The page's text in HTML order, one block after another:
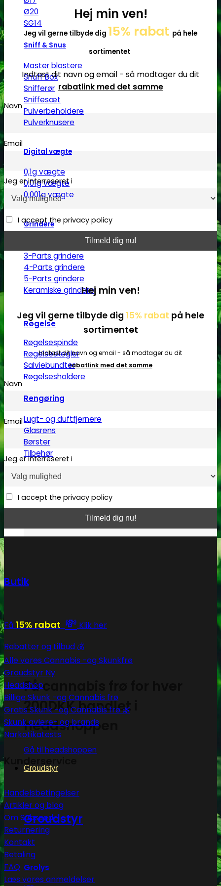
Ø20
SG14
Sniff & Snus
Master blastere
Snuff Box
Snifferør
Sniffesæt
Pulverbeholdere
Pulverknusere
Digital vægte
0,1g vægte
0,01g vægte
0,001g vægte
Grindere
3-Parts grindere
4-Parts grindere
5-Parts grindere
Keramiske grindere
Røgelse
Røgelsespinde
Røgelseskegler
Salviebundter
Røgelsesholdere
Rengøring
Lugt- og duftfjernere
Glasrens
Børster
Tilbehør
Få cannabis frø for hver
200DKK handlet i
headshoppen
Gå til headshoppen
Groudstyr
Groudstyr
Grolys
Hej min ven!
Jeg vil gerne tilbyde dig 15% rabat på hele
sortimentet
Indtast dit navn og email - så modtager du dit
rabatlink med det samme
Navn
Email
Jeg er interreseret i
I accept the privacy policy
Hej min ven!
Jeg vil gerne tilbyde dig 15% rabat på hele
sortimentet
Indtast dit navn og email - så modtager du dit
rabatlink med det samme
Navn
Email
Jeg er interreseret i
I accept the privacy policy
Butik
Få 15% rabat 💸 Klik her
Rabatter og tilbud 💰
Alle vores Cannabis -og Skunkfrø
Groudstyr
Headshop
Billige Skunk -og Cannabis frø
Gratis Skunk -og Cannabis frø 🌿
Skunk avlere- og brands
Narkotikatests
Handelsbetingelser
Artikler og blog
Om Subseed
Returnering
Kontakt
Betaling
FAQ
Læs vores anmeldelser